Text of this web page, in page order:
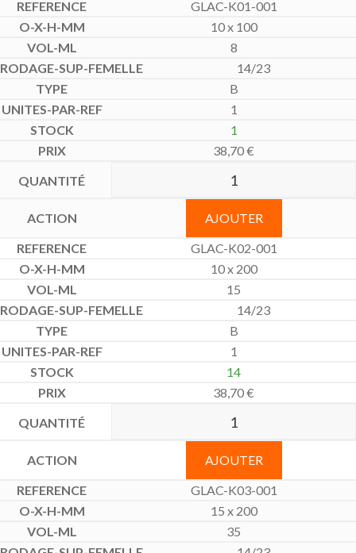
GLAC-K01-001
10 x 100
8
14/23
B
1
1
38,70€
AJOUTER
GLAC-K02-001
10 x 200
15
14/23
B
1
14
38,70€
AJOUTER
GLAC-K03-001
15 x 200
35